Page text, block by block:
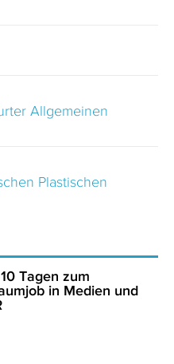
Allgemeinen
Plastischen
Tagen zum
in Medien und